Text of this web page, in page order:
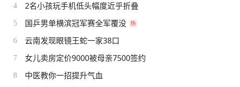
4 2名小孩玩手机低头幅度近乎折叠
5 国乒男单横滨冠军赛全军覆没
6 云南发现眼镜王蛇一家38口
7 女儿卖房定价9000被母亲7500签约
8 中医教你一招提升气血